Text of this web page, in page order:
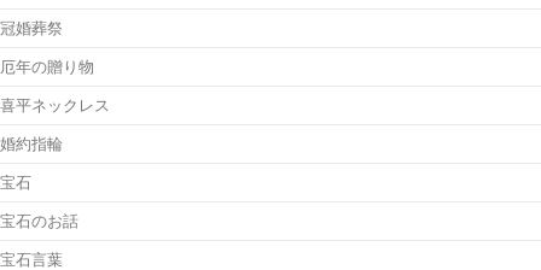
冠婚葬祭
厄年の贈り物
喜平ネックレス
婚約指輪
宝石
宝石のお話
宝石言葉